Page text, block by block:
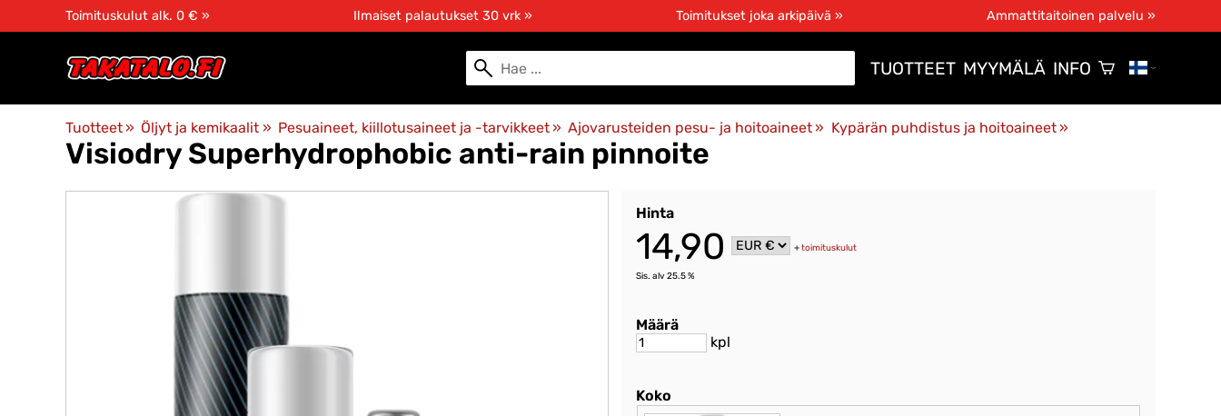
Toimituskulut alk. 0 € » Ilmaiset palautukset 30 vrk » Toimitukset joka arkipäivä » Ammattitaitoinen palvelu »
TUOTTEET MYYMÄLÄ INFO
Tuotteet ‪» Öljyt ja kemikaalit ‪» Pesuaineet, kiillotusaineet ja -tarvikkeet ‪» Ajovarusteiden pesu- ja hoitoaineet ‪» Kypärän puhdistus ja hoitoaineet ‪»
Visiodry Superhydrophobic anti-rain pinnoite
Hinta
14,90 +toimituskulut
Sis. alv 25.5 %
Määrä
kpl
Koko